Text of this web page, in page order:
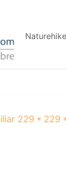
Naturehike
229 *